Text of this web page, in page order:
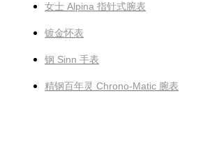
女士 Alpina 指针式腕表
镀金怀表
钢 Sinn 手表
精钢百年灵 Chrono-Matic 腕表